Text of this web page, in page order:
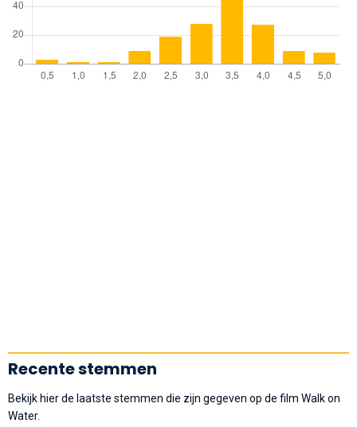
Recente stemmen
Bekijk hier de laatste stemmen die zijn gegeven op de film Walk on
Water.